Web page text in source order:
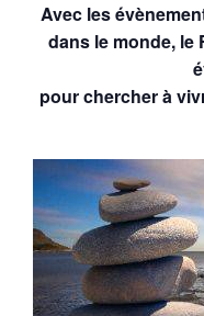
Avec les
dans le monde, le
pour chercher à